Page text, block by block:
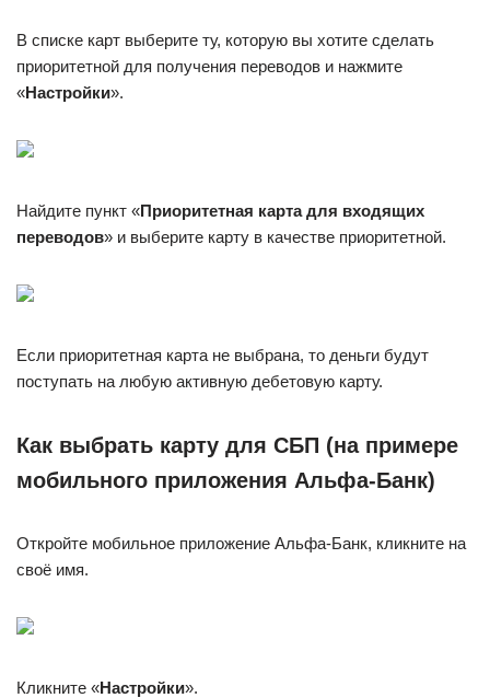
В списке карт выберите ту, которую вы хотите сделать
приоритетной для получения переводов и нажмите
«Настройки».
Найдите пункт «Приоритетная карта для входящих
переводов» и выберите карту в качестве приоритетной.
Если приоритетная карта не выбрана, то деньги будут
поступать на любую активную дебетовую карту.
Как выбрать карту для СБП (на примере
мобильного приложения Альфа-Банк)
Откройте мобильное приложение Альфа-Банк, кликните на
своё имя.
Кликните «Настройки».